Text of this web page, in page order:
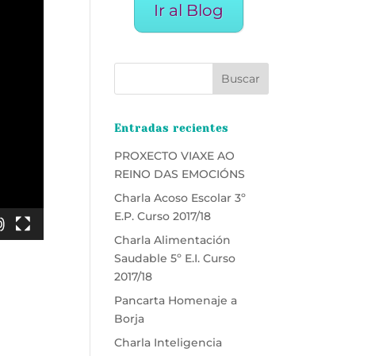
Ir al Blog
Entradas recientes
PROXECTO VIAXE AO
REINO DAS EMOCIÓNS
Charla Acoso Escolar 3º
E.P. Curso 2017/18
Charla Alimentación
Saudable 5º E.I. Curso
2017/18
Pancarta Homenaje a
Borja
Charla Inteligencia